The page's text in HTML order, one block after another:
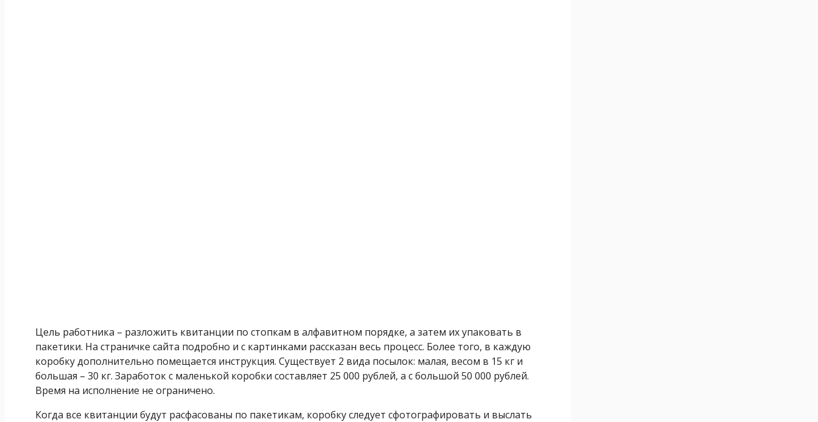
Цель работника – разложить квитанции по стопкам в алфавитном порядке, а затем их упаковать в
пакетики. На страничке сайта подробно и с картинками рассказан весь процесс. Более того, в каждую
коробку дополнительно помещается инструкция. Существует 2 вида посылок: малая, весом в 15 кг и
большая – 30 кг. Заработок с маленькой коробки составляет 25 000 рублей, а с большой 50 000 рублей.
Время на исполнение не ограничено.
Когда все квитанции будут расфасованы по пакетикам, коробку следует сфотографировать и выслать